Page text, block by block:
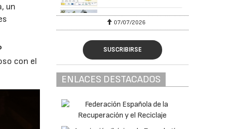
un
con el
SUSCRIBIRSE
ENLACES DESTACADOS